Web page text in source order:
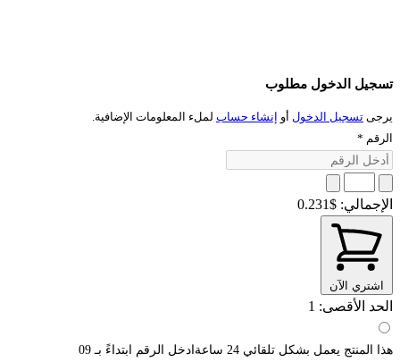
تسجيل الدخول مطلوب
يرجى تسجيل الدخول أو إنشاء حساب لملء المعلومات الإضافية.
الرقم *
الإجمالي: $0.231
اشتري الآن
الحد الأقصى: 1
هذا المنتج يعمل بشكل تلقائي 24 ساعةادخل الرقم ابتداءً بـ 09